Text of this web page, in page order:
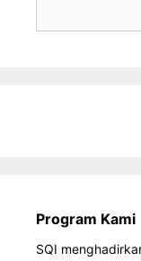
Program Kami
SQI